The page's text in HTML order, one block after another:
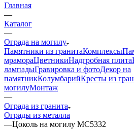
Главная
—
Каталог
—
Ограда на могилу
Памятники из гранитаКомплексы
мрамораЦветникиНадгробная плита
лампадыГравировка и фотоДекор на
памятникКолумбарийКресты из
могилуМонтаж
—
Ограда из гранита
Ограды из металла
—Цоколь на могилу МС5332